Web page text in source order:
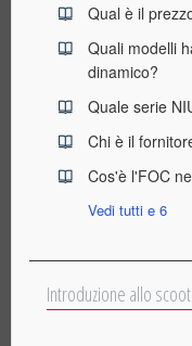
Qual è il
Quali modelli
dinamico?
Quale serie
Chi è il
Cos'è l'FOC
Vedi tutti e 6
Introduzione allo